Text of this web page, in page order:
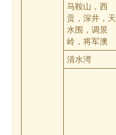
马鞍山，西
贡，深井，天
水围，调景
岭，将军澳
清水湾